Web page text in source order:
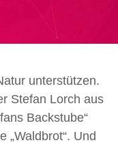
unterstützen.
Stefan Lorch aus
Backstube“
„Waldbrot“. Und